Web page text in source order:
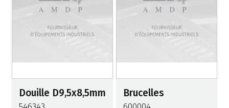
Douille D9,5x8,5mm Brucelles